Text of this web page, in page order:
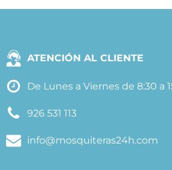
ATENCIÓN AL CLIENTE
De Lunes a Viernes de 8:30 a
926 531 113
info@mosquiteras24h.com